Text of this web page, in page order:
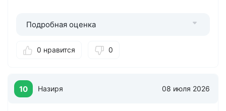
всем! Успехов вам.
Подробная оценка
0 нравится 0
10 Назиря 08 июля 2026